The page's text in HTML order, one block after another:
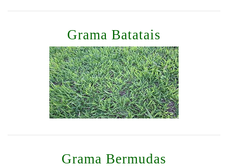
Grama Batatais
Grama Bermudas